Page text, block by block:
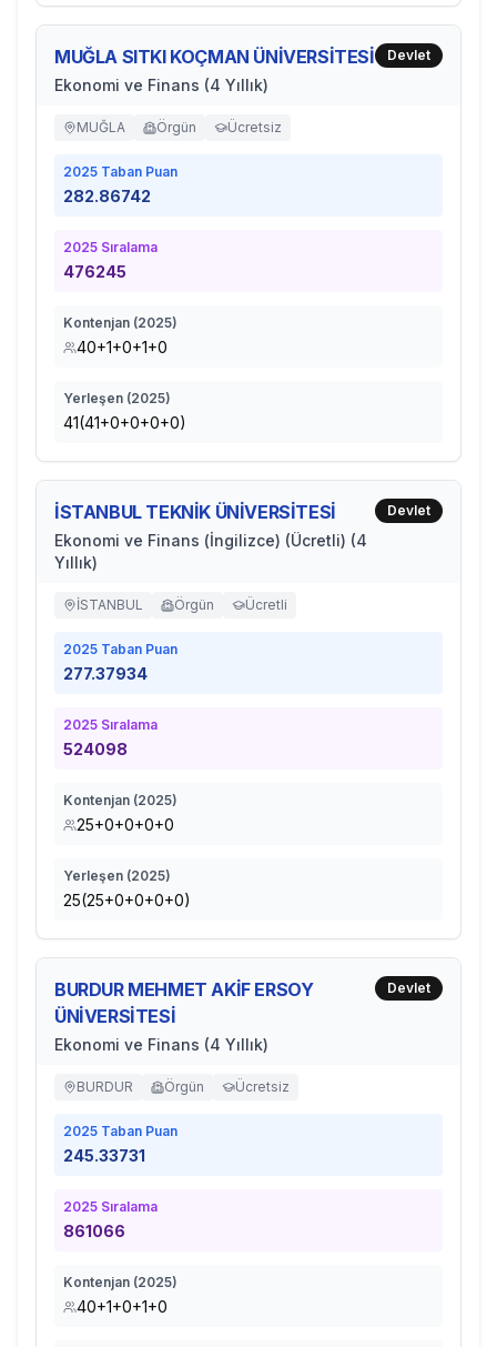
MUĞLA SITKI KOÇMAN ÜNİVERSİTESİ
Ekonomi ve Finans (4 Yıllık)
Devlet
MUĞLA Örgün Ücretsiz
2025 Taban Puan
282.86742
2025 Sıralama
476245
Kontenjan (2025)
40+1+0+1+0
Yerleşen (2025)
41(41+0+0+0+0)
İSTANBUL TEKNİK ÜNİVERSİTESİ
Ekonomi ve Finans (İngilizce) (Ücretli) (4
Yıllık)
Devlet
İSTANBUL Örgün Ücretli
2025 Taban Puan
277.37934
2025 Sıralama
524098
Kontenjan (2025)
25+0+0+0+0
Yerleşen (2025)
25(25+0+0+0+0)
BURDUR MEHMET AKİF ERSOY
ÜNİVERSİTESİ
Ekonomi ve Finans (4 Yıllık)
Devlet
BURDUR Örgün Ücretsiz
2025 Taban Puan
245.33731
2025 Sıralama
861066
Kontenjan (2025)
40+1+0+1+0